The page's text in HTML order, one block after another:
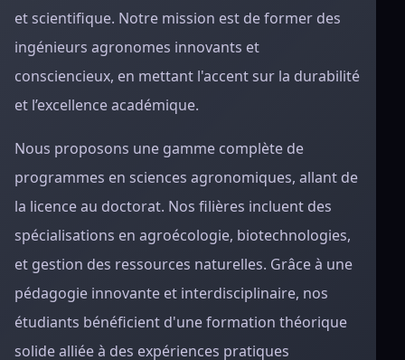
et scientifique. Notre mission est de former des
ingénieurs agronomes innovants et
consciencieux, en mettant l'accent sur la durabilité
et l’excellence académique.
Nous proposons une gamme complète de
programmes en sciences agronomiques, allant de
la licence au doctorat. Nos filières incluent des
spécialisations en agroécologie, biotechnologies,
et gestion des ressources naturelles. Grâce à une
pédagogie innovante et interdisciplinaire, nos
étudiants bénéficient d'une formation théorique
solide alliée à des expériences pratiques